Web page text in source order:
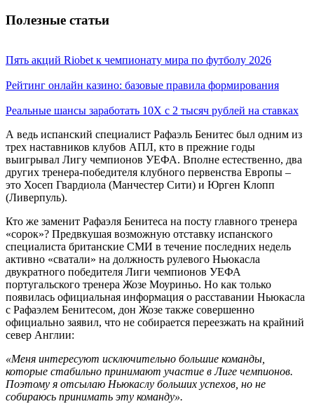
Полезные статьи
Пять акций Riobet к чемпионату мира по футболу 2026
Рейтинг онлайн казино: базовые правила формирования
Реальные шансы заработать 10X с 2 тысяч рублей на ставках
А ведь испанский специалист Рафаэль Бенитес был одним из
трех наставников клубов АПЛ, кто в прежние годы
выигрывал Лигу чемпионов УЕФА. Вполне естественно, два
других тренера-победителя клубного первенства Европы –
это Хосеп Гвардиола (Манчестер Сити) и Юрген Клопп
(Ливерпуль).
Кто же заменит Рафаэля Бенитеса на посту главного тренера
«сорок»? Предвкушая возможную отставку испанского
специалиста британские СМИ в течение последних недель
активно «сватали» на должность рулевого Ньюкасла
двукратного победителя Лиги чемпионов УЕФА
португальского тренера Жозе Моуриньо. Но как только
появилась официальная информация о расставании Ньюкасла
с Рафаэлем Бенитесом, дон Жозе также совершенно
официально заявил, что не собирается переезжать на крайний
север Англии:
«Меня интересуют исключительно большие команды,
которые стабильно принимают участие в Лиге чемпионов.
Поэтому я отсылаю Ньюкаслу больших успехов, но не
собираюсь принимать эту команду».